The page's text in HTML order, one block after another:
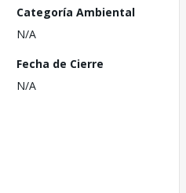
Categoría Ambiental
N/A
Fecha de Cierre
N/A